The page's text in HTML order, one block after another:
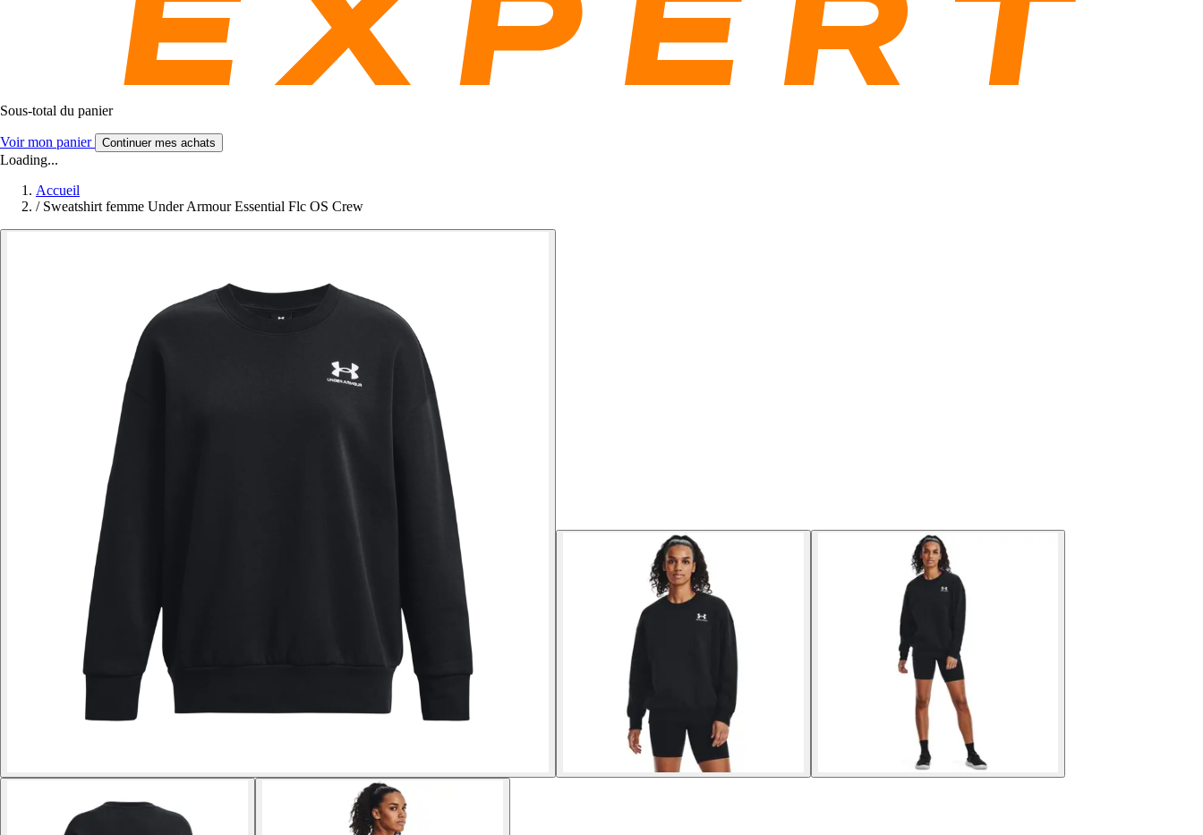
Sous-total du panier
Voir mon panier Continuer mes achats
Loading...
Accueil
/ Sweatshirt femme Under Armour Essential Flc OS Crew